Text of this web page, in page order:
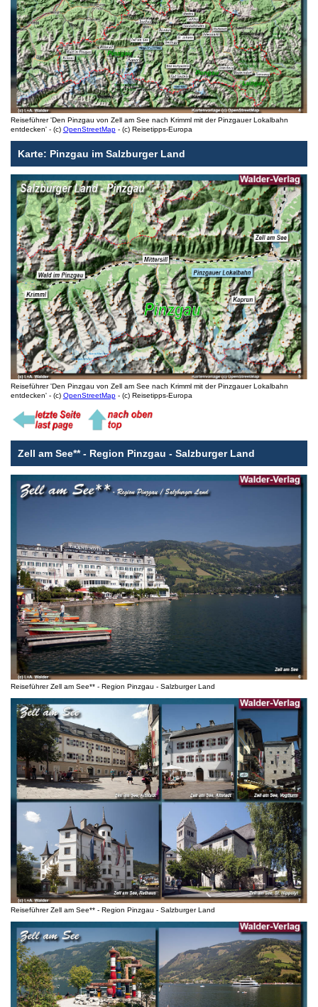
Reiseführer 'Den Pinzgau von Zell am See nach Krimml mit der Pinzgauer Lokalbahn
entdecken' - (c) OpenStreetMap- (c) Reisetipps-Europa
Karte: Pinzgau im Salzburger Land
Reiseführer 'Den Pinzgau von Zell am See nach Krimml mit der Pinzgauer Lokalbahn
entdecken' - (c) OpenStreetMap- (c) Reisetipps-Europa
Zell am See** - Region Pinzgau - Salzburger Land
Reiseführer Zell am See** - Region Pinzgau - Salzburger Land
Reiseführer Zell am See** - Region Pinzgau - Salzburger Land